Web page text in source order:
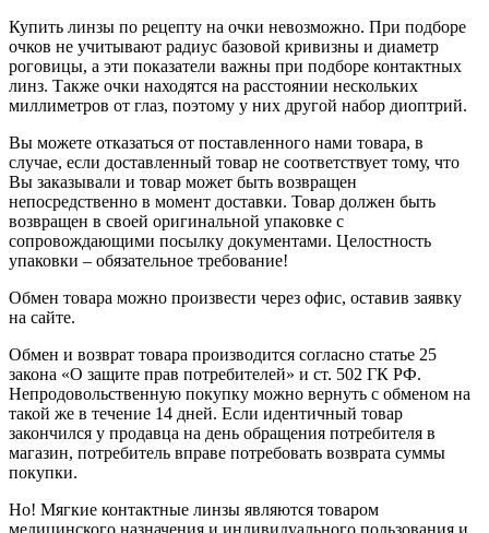
Купить линзы по рецепту на очки невозможно. При подборе
очков не учитывают радиус базовой кривизны и диаметр
роговицы, а эти показатели важны при подборе контактных
линз. Также очки находятся на расстоянии нескольких
миллиметров от глаз, поэтому у них другой набор диоптрий.
Вы можете отказаться от поставленного нами товара, в
случае, если доставленный товар не соответствует тому, что
Вы заказывали и товар может быть возвращен
непосредственно в момент доставки. Товар должен быть
возвращен в своей оригинальной упаковке с
сопровождающими посылку документами. Целостность
упаковки – обязательное требование!
Обмен товара можно произвести через офис, оставив заявку
на сайте.
Обмен и возврат товара производится согласно статье 25
закона «О защите прав потребителей» и ст. 502 ГК РФ.
Непродовольственную покупку можно вернуть с обменом на
такой же в течение 14 дней. Если идентичный товар
закончился у продавца на день обращения потребителя в
магазин, потребитель вправе потребовать возврата суммы
покупки.
Но! Мягкие контактные линзы являются товаром
медицинского назначения и индивидуального пользования и